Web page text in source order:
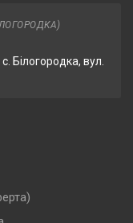
Білогородка, вул.